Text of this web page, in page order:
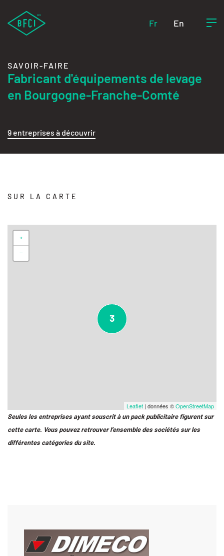
Fr En
SAVOIR-FAIRE
Fabricant d'équipements de levage
en Bourgogne-Franche-Comté
9 entreprises à découvrir
SUR LA CARTE
3
+
−
Leaflet | données ©OpenStreetMap
Seules les entreprises ayant souscrit à un pack publicitaire figurent sur
cette carte. Vous pouvez retrouver l’ensemble des sociétés sur les
différentes catégories du site.